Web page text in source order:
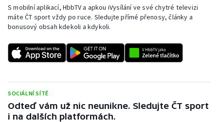
Vodní slalom
Volejbal
Ostatní
S mobilní aplikací, HbbTV a apkou iVysílání ve své chytré televizi
máte ČT sport vždy po ruce. Sledujte přímé přenosy, články a
bonusový obsah kdekoli a kdykoli.
SOCIÁLNÍ SÍTĚ
Odteď vám už nic neunikne. Sledujte ČT sport
i na dalších platformách.